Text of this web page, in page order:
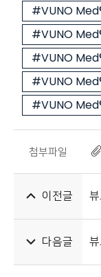
#VUNO
#VUNO
#VUNO
#VUNO
#VUNO
첨부파일
이전글
다음글